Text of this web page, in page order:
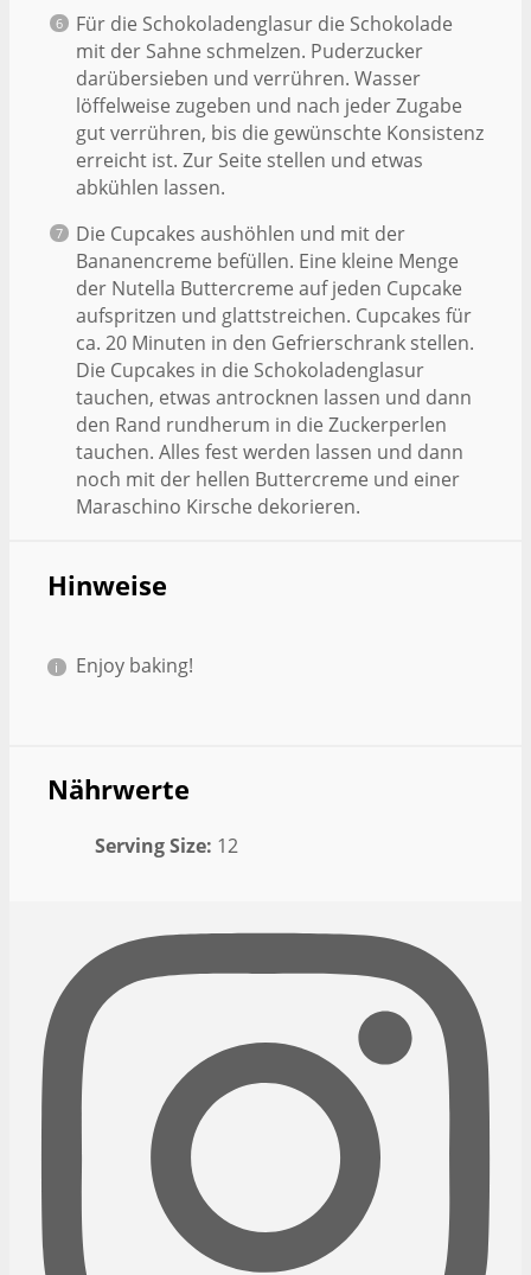
Für die Schokoladenglasur die Schokolade
mit der Sahne schmelzen. Puderzucker
darübersieben und verrühren. Wasser
löffelweise zugeben und nach jeder Zugabe
gut verrühren, bis die gewünschte Konsistenz
erreicht ist. Zur Seite stellen und etwas
abkühlen lassen.
Die Cupcakes aushöhlen und mit der
Bananencreme befüllen. Eine kleine Menge
der Nutella Buttercreme auf jeden Cupcake
aufspritzen und glattstreichen. Cupcakes für
ca. 20 Minuten in den Gefrierschrank stellen.
Die Cupcakes in die Schokoladenglasur
tauchen, etwas antrocknen lassen und dann
den Rand rundherum in die Zuckerperlen
tauchen. Alles fest werden lassen und dann
noch mit der hellen Buttercreme und einer
Maraschino Kirsche dekorieren.
Hinweise
Enjoy baking!
Nährwerte
Serving Size: 12